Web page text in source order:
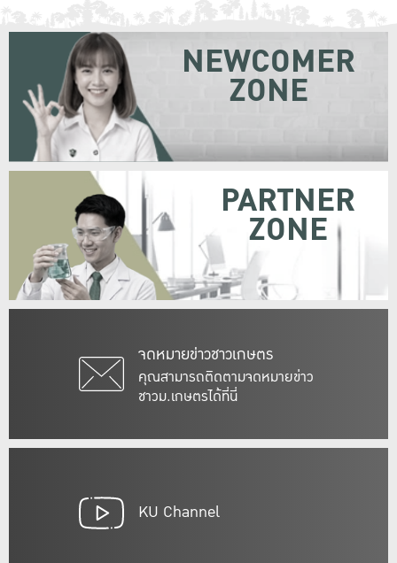
จดหมายข่าวชาวเกษตร
คุณสามารถติดตามจดหมายข่าว
ชาวม.เกษตรได้ที่นี่
NEWCOMER
ZONE
PARTNER
ZONE
KU Channel